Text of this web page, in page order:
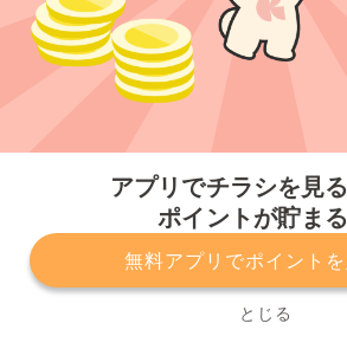
アプリでチラシを見
ポイントが貯まる
無料アプリでポイント
とじる
プライバシーポリシー 利用規約
サービスに関してのお問い合わせ